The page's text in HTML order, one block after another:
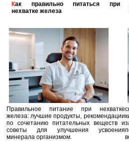
Как правильно питаться при
нехватке железа
Правильное питание при нехватке
железа: лучшие продукты, рекомендации
по сочетанию питательных веществ и
советы для улучшения усвоения
минерала организмом.